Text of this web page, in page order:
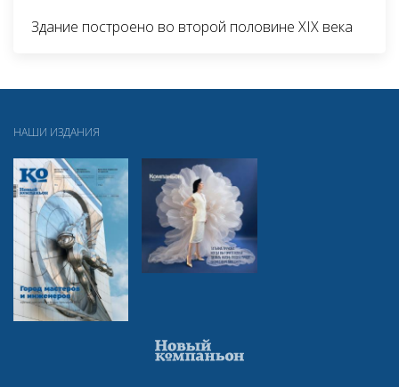
Здание построено во второй половине XIX века
НАШИ ИЗДАНИЯ